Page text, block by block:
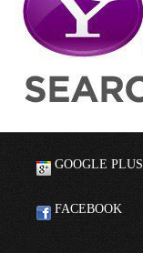
GOOGLE PLUS
FACEBOOK